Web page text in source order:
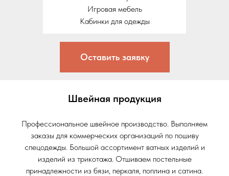
Игровая мебель
Кабинки для одежды
Оставить заявку
Швейная продукция
Профессиональное швейное производство. Выполняем
заказы для коммерческих организаций по пошиву
спецодежды. Большой ассортимент ватных изделий и
изделий из трикотажа. Отшиваем постельные
принадлежности из бязи, перкаля, поплина и сатина.